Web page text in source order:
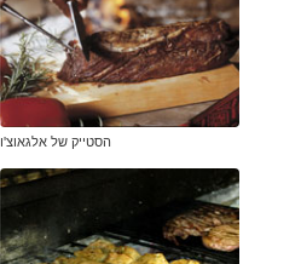
הסטייק של אלגאוצ'ו